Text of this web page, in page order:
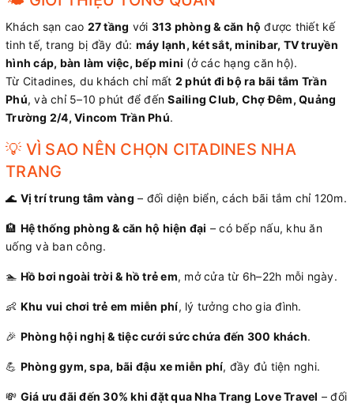
Khách sạn cao 27 tầng với 313 phòng & căn hộ được thiết kế
tinh tế, trang bị đầy đủ: máy lạnh, két sắt, minibar, TV truyền
hình cáp, bàn làm việc, bếp mini (ở các hạng căn hộ).
Từ Citadines, du khách chỉ mất 2 phút đi bộ ra bãi tắm Trần
Phú, và chỉ 5–10 phút để đếnSailing Club, Chợ Đêm, Quảng
Trường 2/4, Vincom Trần Phú.
💡 VÌ SAO NÊN CHỌN CITADINES NHA
TRANG
🌊 Vị trí trung tâm vàng – đối diện biển, cách bãi tắm chỉ 120m.
🏨 Hệ thống phòng & căn hộ hiện đại – có bếp nấu, khu ăn
uống và ban công.
🏊 Hồ bơi ngoài trời & hồ trẻ em, mở cửa từ 6h–22h mỗi ngày.
👶 Khu vui chơi trẻ em miễn phí, lý tưởng cho gia đình.
🎉 Phòng hội nghị & tiệc cưới sức chứa đến 300 khách.
💪 Phòng gym, spa, bãi đậu xe miễn phí, đầy đủ tiện nghi.
💸 Giá ưu đãi đến 30% khi đặt qua Nha Trang Love Travel – đối